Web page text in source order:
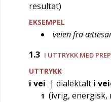
resultat)
EKSEMPEL
veien fra
1.3 I UTTRYKK MED
UTTRYKK
i vei | dialektalt i
1 (ivrig, energisk,